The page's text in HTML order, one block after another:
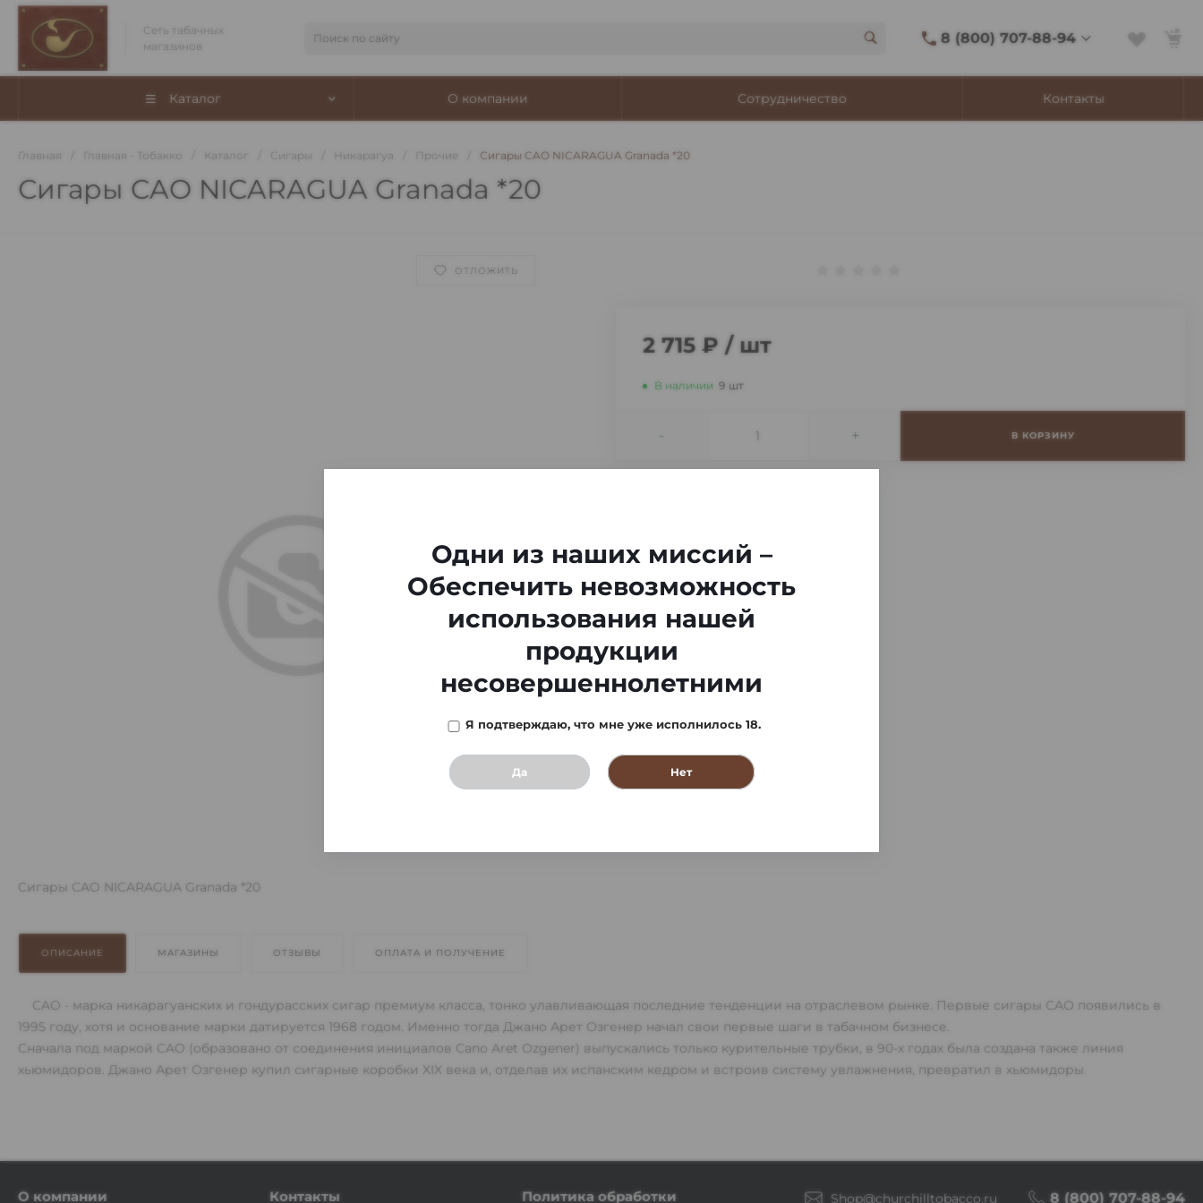
Сеть табачных
магазинов
8 (800) 707-88-94
8 (800) 707-88-94
Адмирала Фокина, 8
Каталог О компании Сотрудничество Контакты
Главная Главная - Тобакко Каталог Сигары Никарагуа Прочие Сигары CAO NICARAGUA Granada *20
Сигары CAO NICARAGUA Granada *20
ОТЛОЖИТЬ
Сигары CAO NICARAGUA Granada *20
2 715 ₽ / шт
В наличии 9 шт
- + В КОРЗИНУ
ОПИСАНИЕ МАГАЗИНЫ ОТЗЫВЫ ОПЛАТА И ПОЛУЧЕНИЕ
CAO - марка никарагуанских и гондурасских сигар премиум класса, тонко улавливающая последние тенденции на отраслевом рынке. Первые сигары CAO появились в
1995 году, хотя и основание марки датируется 1968 годом. Именно тогда Джано Арет Озгенер начал свои первые шаги в табачном бизнесе.
Сначала под маркой CAO (образовано от соединения инициалов Cano Aret Ozgener) выпускались только курительные трубки, в 90-х годах была создана также линия
хьюмидоров. Джано Арет Озгенер купил сигарные коробки XIX века и, отделав их испанским кедром и встроив систему увлажнения, превратил в хьюмидоры.
О компании Контакты Политика обработки Shop@churchilltobacco.ru 8 (800) 707-88-94
Одни из наших миссий –
Обеспечить невозможность
использования нашей
продукции
несовершеннолетними
Я подтверждаю, что мне уже исполнилось 18.
Да Нет